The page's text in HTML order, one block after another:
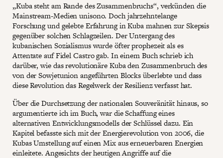
„Kuba steht am Rande des Zusammenbruchs“, verkünden die
Mainstream-Medien unisono. Doch jahrzehntelange
Forschung und gelebte Erfahrung in Kuba mahnen zur Skepsis
gegenüber solchen Schlagzeilen. Der Untergang des
kubanischen Sozialismus wurde öfter prophezeit als es
Attentate auf Fidel Castro gab. In einem Buch schrieb ich
darüber, wie das revolutionäre Kuba den Zusammenbruch des
von der Sowjetunion angeführten Blocks überlebte und dass
diese Revolution das Regelwerk der Resilienz verfasst hat.
Über die Durchsetzung der nationalen Souveränität hinaus, so
argumentierte ich im Buch, war die Schaffung eines
alternativen Entwicklungsmodells der Schlüssel dazu. Ein
Kapitel befasste sich mit der Energierevolution von 2006, die
Kubas Umstellung auf einen Mix aus erneuerbaren Energien
einleitete. Angesichts der heutigen Angriffe auf die